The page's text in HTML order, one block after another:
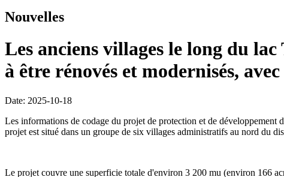
Nouvelles
Les anciens villages le long du
à être rénovés et modernisés,
Date: 2025-10-18
Les informations de codage du projet de protection et de
projet est situé dans un groupe de six villages administratifs au nord du
Le projet couvre une superficie totale d'environ 3 200 mu (environ 166